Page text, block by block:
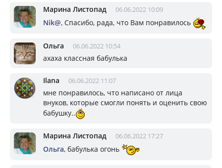
Марина Листопад 06.06.2022 10:09
Nik@, Спасибо, рада, что Вам понравилось
Ольга 06.06.2022 10:54
ахаха классная бабулька
Ilana 06.06.2022 11:07
мне понравилось, что написано от лица
внуков, которые смогли понять и оценить свою
бабушку..
Марина Листопад 06.06.2022 17:27
Ольга, бабулька огонь